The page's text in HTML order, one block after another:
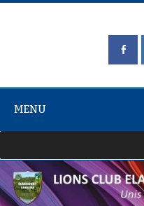
Skip
MENU